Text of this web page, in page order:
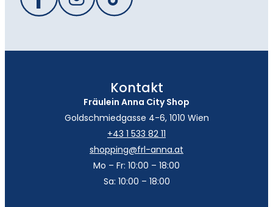
Kontakt
Fräulein Anna City Shop
Goldschmiedgasse 4-6, 1010 Wien
+43 1 533 82 11
shopping@frl-anna.at
Mo – Fr: 10:00 – 18:00
Sa: 10:00 – 18:00